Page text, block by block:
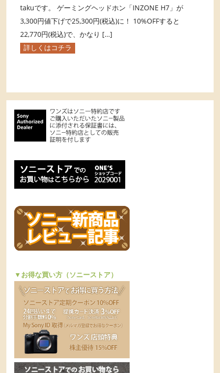
takuです。 ゲーミングヘッドホン「INZONE H7」が
3,300円値下げで25,300円(税込)に！ 10%OFFすると
22,770円(税込)で、かなり […]
詳しくはコチラ
▼お得な買い方（ソニーストア）